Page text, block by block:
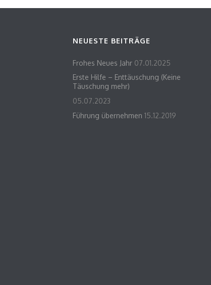
NEUESTE BEITRÄGE
Frohes Neues Jahr 07.01.2025
Erste Hilfe – Enttäuschung (Keine
Täuschung mehr)
05.07.2023
Führung übernehmen 15.12.2019